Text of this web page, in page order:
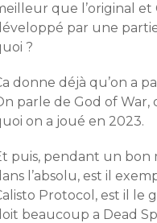
que l’original
par une
?
donne déjà qu’on a
parle de God of War,
on a joué en 2023.
puis, pendant un bon
l’absolu, est il
Protocol, est il le
beaucoup a Dead